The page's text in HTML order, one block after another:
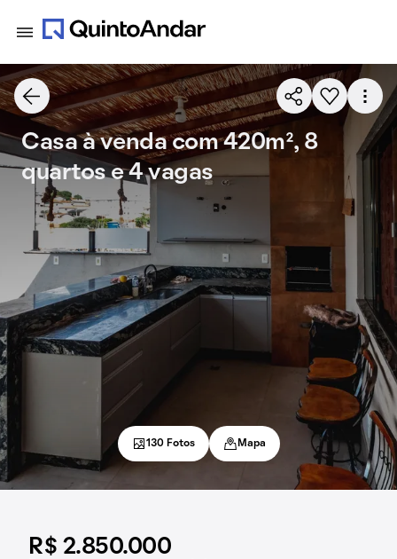
R$ 2.850.000
Casa à venda com 420m², 8
quartos e 4 vagas
130 Fotos Mapa